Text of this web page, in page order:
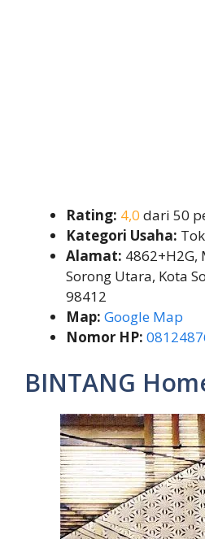
Rating: 4,0 dari 50
Kategori Usaha:
Alamat: 4862+H2G,
Sorong Utara, Kota
98412
Map: Google Map
Nomor HP:
BINTANG